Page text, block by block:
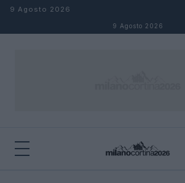
Salta al contenuto
9 Agosto 2026
9 Agosto 2026